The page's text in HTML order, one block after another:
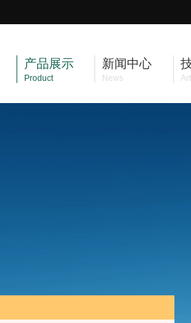
产品展示
Product
新闻中心
News